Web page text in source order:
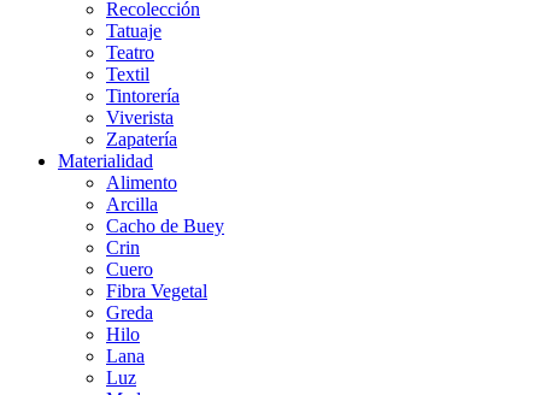
Recolección
Tatuaje
Teatro
Textil
Tintorería
Viverista
Zapatería
Materialidad
Alimento
Arcilla
Cacho de Buey
Crin
Cuero
Fibra Vegetal
Greda
Hilo
Lana
Luz